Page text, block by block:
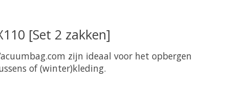
[Set 2 zakken]
zijn ideaal voor het opbergen
of (winter)kleding.
is